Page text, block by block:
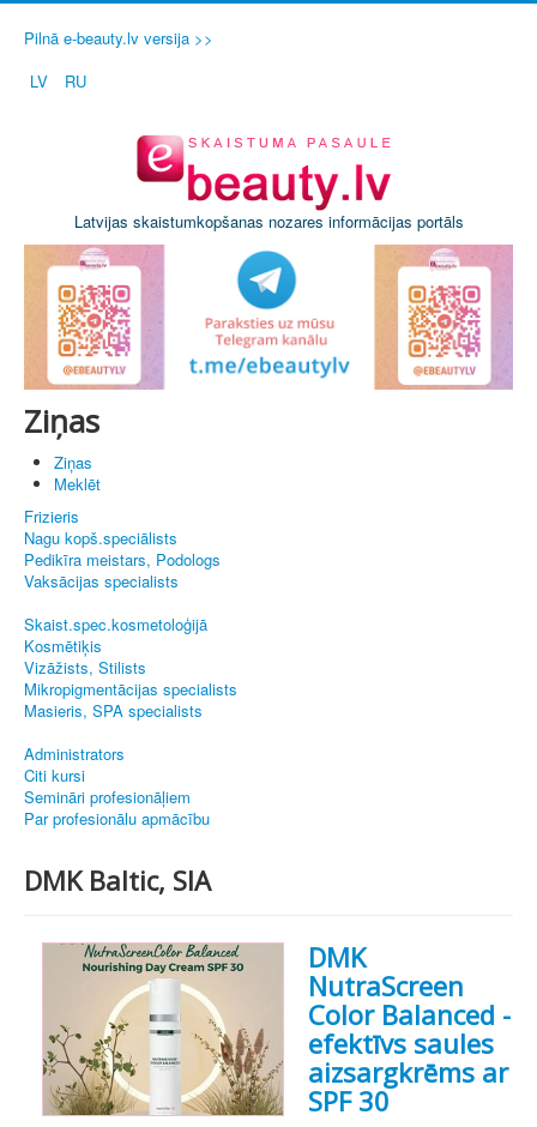
Pilnā e-beauty.lv versija >>
LV
RU
Latvijas skaistumkopšanas nozares informācijas portāls
Ziņas
Ziņas
Meklēt
Frizieris
Nagu kopš.speciālists
Pedikīra meistars, Podologs
Vaksācijas specialists
Skaist.spec.kosmetoloģijā
Kosmētiķis
Vizāžists, Stilists
Mikropigmentācijas specialists
Masieris, SPA specialists
Administrators
Citi kursi
Semināri profesionāļiem
Par profesionālu apmācību
DMK Baltic, SIA
DMK
NutraScreen
Color Balanced -
efektīvs saules
aizsargkrēms ar
SPF 30